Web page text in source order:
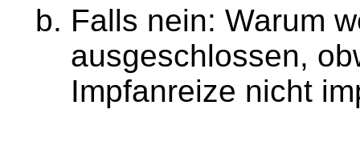
Falls nein: Warum
ausgeschlossen,
Impfanreize nicht